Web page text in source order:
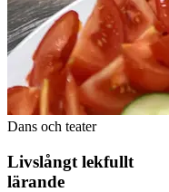
Dans och teater
Livslångt lekfullt
lärande